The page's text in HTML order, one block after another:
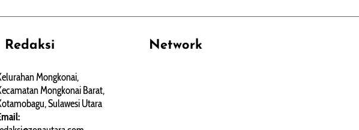
Redaksi
Mongkonai,
Mongkonai Barat,
Sulawesi Utara
Network